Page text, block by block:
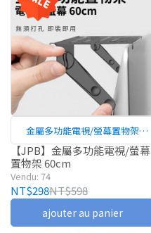
金屬多功能電視/螢幕置物架
60cm
【JPB】金屬多功能電視/螢幕
置物架 60cm
Vendu: 74
NT$298NT$598
ajouter au panier